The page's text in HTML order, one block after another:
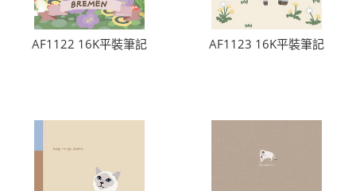
AF1122 16K平裝筆記 AF1123 16K平裝筆記